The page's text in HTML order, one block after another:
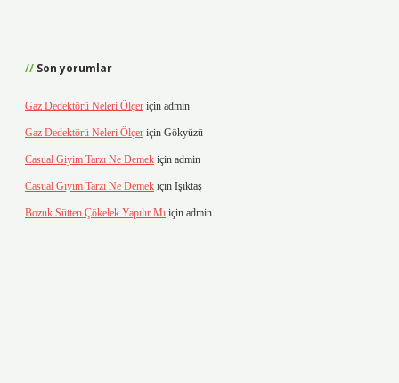
Son yorumlar
Gaz Dedektörü Neleri Ölçer için admin
Gaz Dedektörü Neleri Ölçer için Gökyüzü
Casual Giyim Tarzı Ne Demek için admin
Casual Giyim Tarzı Ne Demek için Işıktaş
Bozuk Sütten Çökelek Yapılır Mı için admin